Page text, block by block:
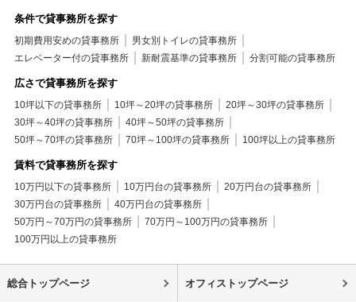
条件で貸事務所を探す
初期費用安めの貸事務所
男女別トイレの貸事務所
エレベーター付の貸事務所
新耐震基準の貸事務所 分割可能の貸事務所
広さで貸事務所を探す
10坪以下の貸事務所 10坪～20坪の貸事務所
20坪～30坪の貸事務所
30坪～40坪の貸事務所
40坪～50坪の貸事務所
50坪～70坪の貸事務所
70坪～100坪の貸事務所 100坪以上の貸事務所
賃料で貸事務所を探す
10万円以下の貸事務所 10万円台の貸事務所
20万円台の貸事務所
30万円台の貸事務所
40万円台の貸事務所
50万円～70万円の貸事務所
70万円～100万円の貸事務所
100万円以上の貸事務所
総合トップページ オフィストップページ